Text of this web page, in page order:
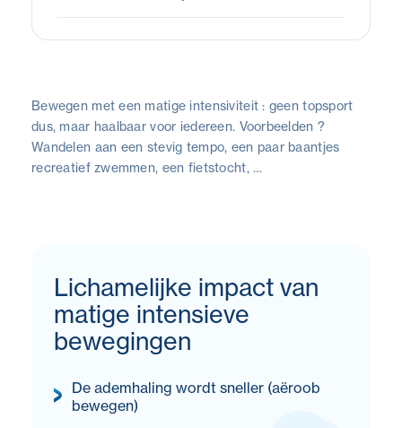
Bewegen met een matige intensiviteit : geen topsport
dus, maar haalbaar voor iedereen. Voorbeelden ?
Wandelen aan een stevig tempo, een paar baantjes
recreatief zwemmen, een fietstocht, …
Lichamelijke impact van
matige intensieve
bewegingen
De ademhaling wordt sneller (aëroob
bewegen)